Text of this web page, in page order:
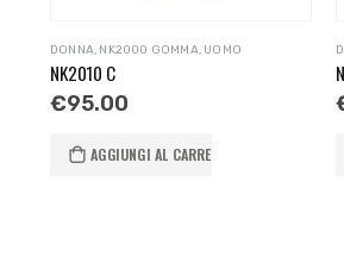
DONNA, NK2000 GOMMA, UOMO
NK2010 C
€95.00
AGGIUNGI AL CARRELLO